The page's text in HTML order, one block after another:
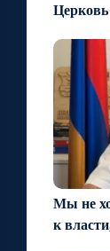
Церковь
Мы не
к